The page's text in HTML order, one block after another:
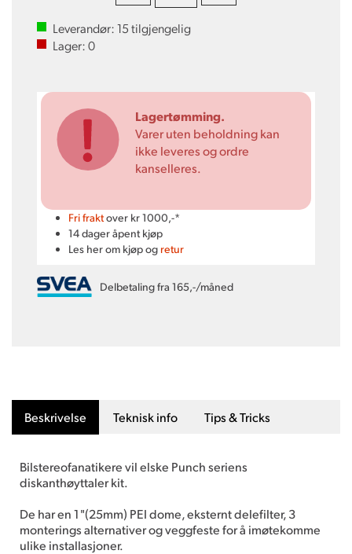
Leverandør:15tilgjengelig
Lager:0
Lagertømming.
Varer uten beholdning kan
ikke leveres og ordre
kanselleres.
Fri fraktover kr 1000,-*
14 dager åpent kjøp
Les her om kjøp og retur
Delbetaling fra 165,-/måned
Beskrivelse Teknisk info Tips & Tricks
Bilstereofanatikere vil elske Punch seriens
diskanthøyttaler kit.
De har en 1 "(25mm) PEI dome, eksternt delefilter, 3
monterings alternativer og veggfeste for å imøtekomme
ulike installasjoner.